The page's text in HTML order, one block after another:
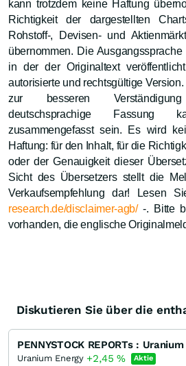
kann trotzdem keine Haftung
Richtigkeit der dargestellten
Rohstoff-, Devisen- und
übernommen. Die
in der der Originaltext
autorisierte und rechtsgültige
zur besseren
deutschsprachige Fassung
zusammengefasst sein. Es wird
Haftung: für den Inhalt, für die
oder der Genauigkeit dieser
Sicht des Übersetzers stellt die
Verkaufsempfehlung dar! Lesen
research.de/disclaimer-agb/-. Bitte
vorhanden, die englische
Diskutieren Sie über die
PENNYSTOCK REPORTs :
Uranium Energy +2,45% Aktie